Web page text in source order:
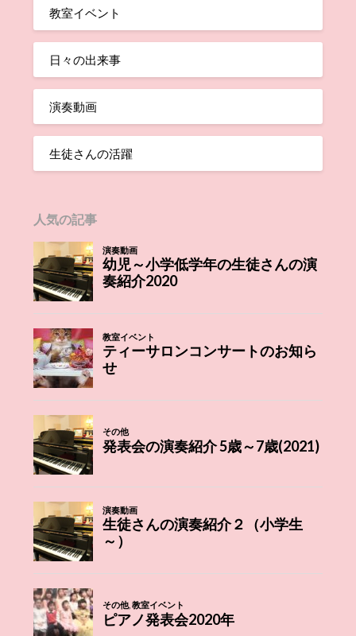
教室イベント
日々の出来事
演奏動画
生徒さんの活躍
人気の記事